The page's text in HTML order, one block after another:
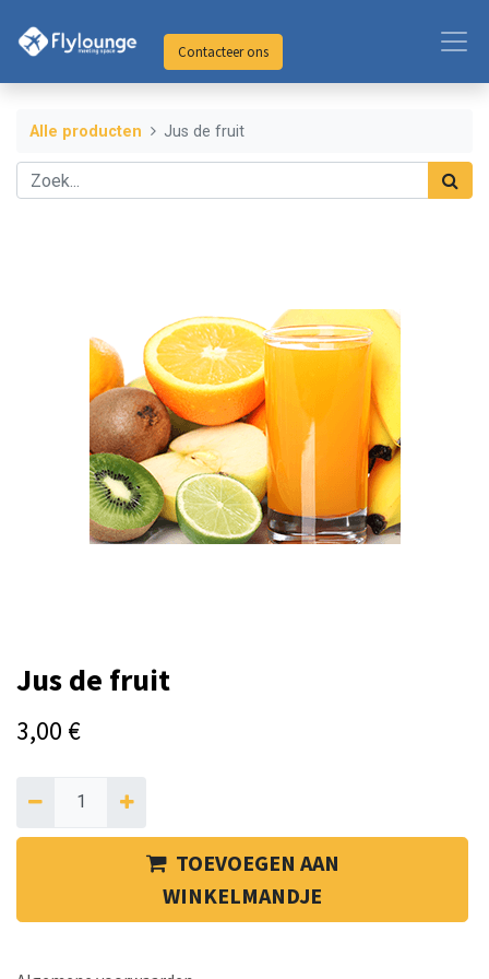
Contacteer ons
Alle producten Jus de fruit
Jus de fruit
3,00 €
TOEVOEGEN AAN
WINKELMANDJE